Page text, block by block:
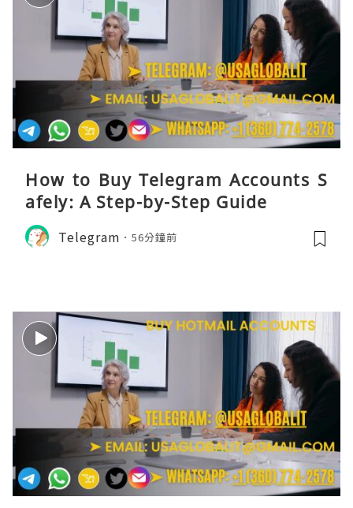
How to Buy Telegram Accounts S
afely: A Step-by-Step Guide
Telegram 56分鐘前